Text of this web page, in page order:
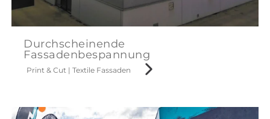
Durchscheinende
Fassadenbespannung
Print & Cut | Textile Fassaden